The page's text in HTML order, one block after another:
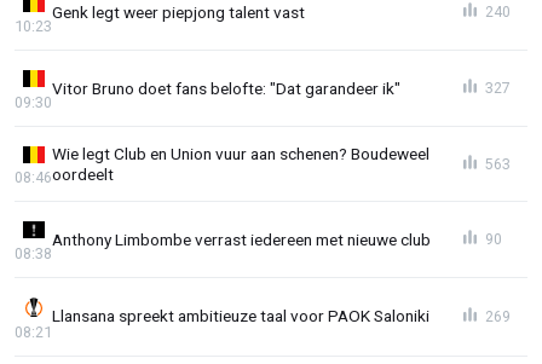
Genk legt weer piepjong talent vast
10:23
240
Vitor Bruno doet fans belofte: "Dat garandeer ik"
09:30
327
Wie legt Club en Union vuur aan schenen? Boudeweel
oordeelt
08:46
563
Anthony Limbombe verrast iedereen met nieuwe club
08:38
90
Llansana spreekt ambitieuze taal voor PAOK Saloniki
08:21
269